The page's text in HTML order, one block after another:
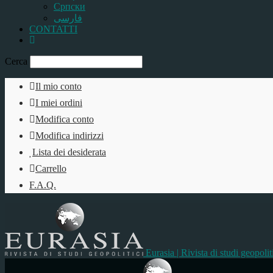
Српски
فارسی
CONTATTI
Cerca
Il mio conto
I miei ordini
Modifica conto
Modifica indirizzi
Lista dei desiderata
Carrello
F.A.Q.
Eurasia | Rivista di studi